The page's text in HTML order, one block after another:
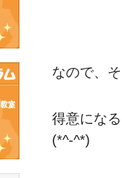
なので、
得意にな
(*^-^*)